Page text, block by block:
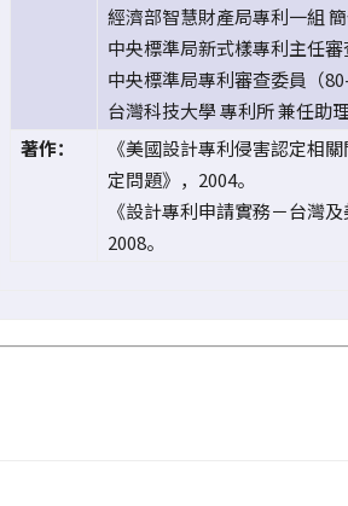
經濟部智慧財產局專利一組
中央標準局新式樣專利主任審
中央標準局專利審查委員（80-
台灣科技大學 專利所 兼任助
著作：
《美國設計專利侵害認定相
定問題》，2004。
《設計專利申請實務－台灣
2008。